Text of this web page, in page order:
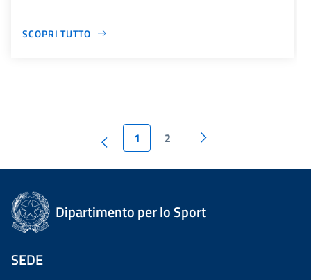
SCOPRI TUTTO
1 2
Dipartimento per lo Sport
SEDE